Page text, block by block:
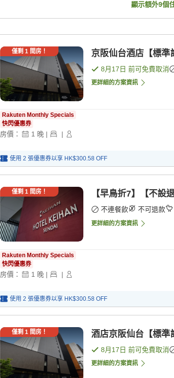
顯示額外9個
僅剩 1間房！ 京阪仙台酒店【標準
8月17日 前可免費取消
更詳細的方案資訊
Rakuten Monthly Specials
快閃優惠券
房價： 1 晚 | |
使用 2 張優惠券以享 HK$300.58 OFF
僅剩 1間房！ 【早鳥折7】【不設
不連餐飲 不可退款
更詳細的方案資訊
Rakuten Monthly Specials
快閃優惠券
房價： 1 晚 | |
使用 2 張優惠券以享 HK$300.58 OFF
僅剩 1間房！ 酒店京阪仙台【標準
8月17日 前可免費取消
更詳細的方案資訊